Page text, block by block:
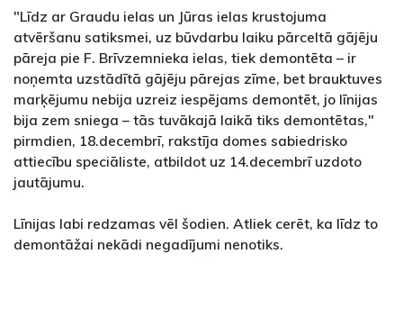
"Līdz ar Graudu ielas un Jūras ielas krustojuma
atvēršanu satiksmei, uz būvdarbu laiku pārceltā gājēju
pāreja pie F. Brīvzemnieka ielas, tiek demontēta – ir
noņemta uzstādītā gājēju pārejas zīme, bet brauktuves
marķējumu nebija uzreiz iespējams demontēt, jo līnijas
bija zem sniega – tās tuvākajā laikā tiks demontētas,"
pirmdien, 18.decembrī, rakstīja domes sabiedrisko
attiecību speciāliste, atbildot uz 14.decembrī uzdoto
jautājumu.
Līnijas labi redzamas vēl šodien. Atliek cerēt, ka līdz to
demontāžai nekādi negadījumi nenotiks.